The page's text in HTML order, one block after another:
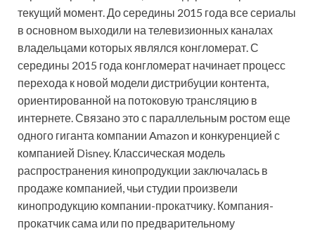
текущий момент. До середины 2015 года все сериалы
в основном выходили на телевизионных каналах
владельцами которых являлся конгломерат. С
середины 2015 года конгломерат начинает процесс
перехода к новой модели дистрибуции контента,
ориентированной на потоковую трансляцию в
интернете. Связано это с параллельным ростом еще
одного гиганта компании Amazon и конкуренцией с
компанией Disney. Классическая модель
распространения кинопродукции заключалась в
продаже компанией, чьи студии произвели
кинопродукцию компании-прокатчику. Компания-
прокатчик сама или по предварительному